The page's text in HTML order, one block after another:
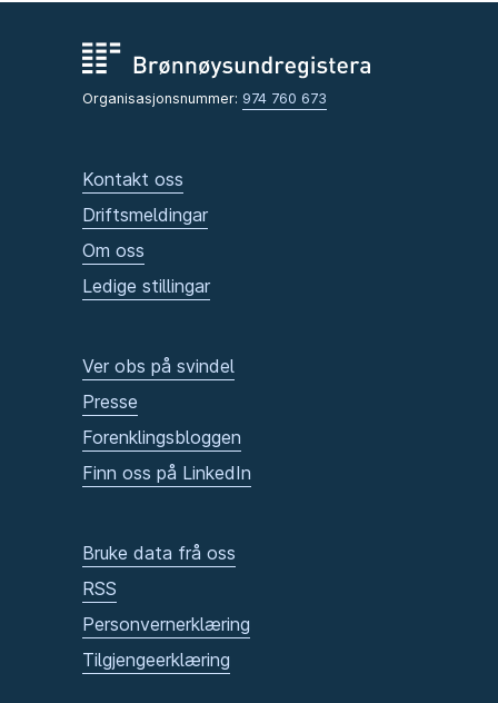
Organisasjonsnummer: 974 760 673
Kontakt oss
Driftsmeldingar
Om oss
Ledige stillingar
Ver obs på svindel
Presse
Forenklingsbloggen
Finn oss på LinkedIn
Bruke data frå oss
RSS
Personvernerklæring
Tilgjengeerklæring